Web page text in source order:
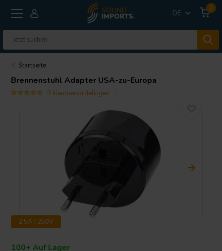
DE
0
Startseite
Brennenstuhl Adapter USA-zu-Europa
9 klantbeoordelingen
2.5A | 250V
100+ Auf Lager